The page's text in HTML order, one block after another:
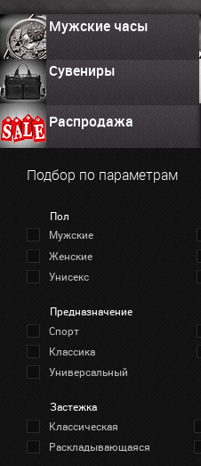
Мужские часы
Сувениры
Распродажа
Подбор по параметрам
Пол
Мужские
Женские
Унисекс
Предназначение
Спорт
Классика
Универсальный
Застежка
Классическая
Раскладывающаяся